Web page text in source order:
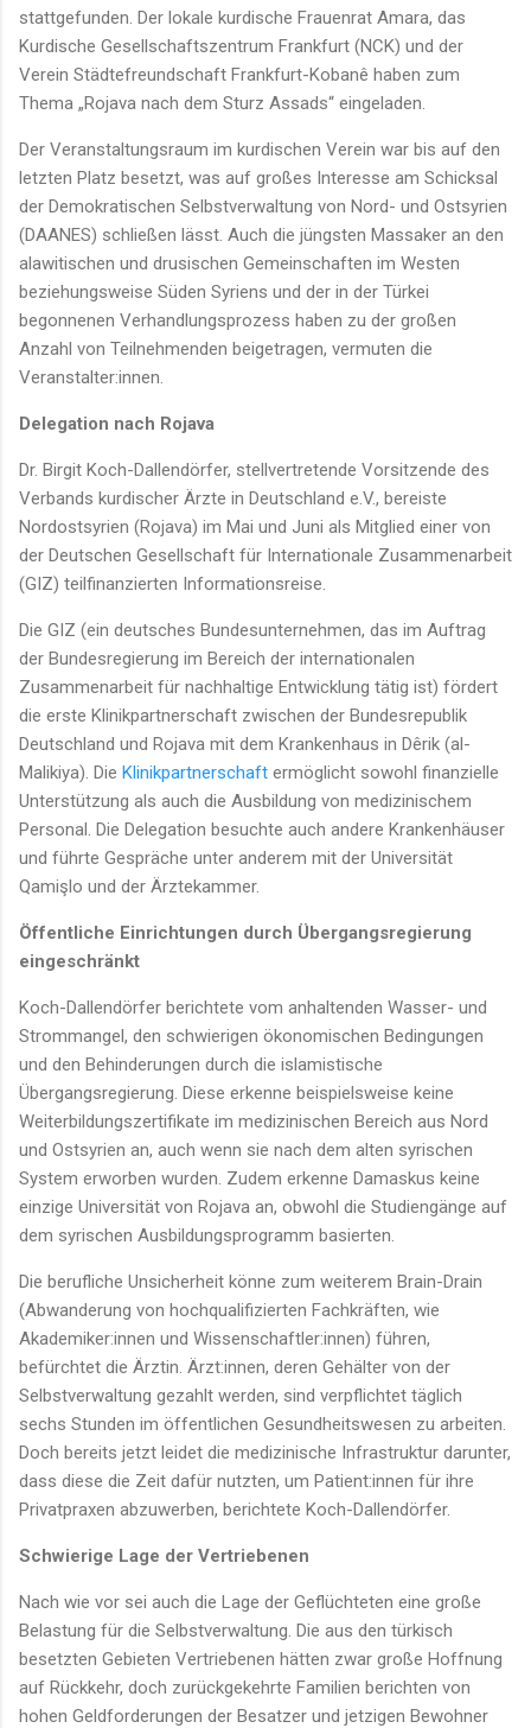
stattgefunden. Der lokale kurdische Frauenrat Amara, das
Kurdische Gesellschaftszentrum Frankfurt (NCK) und der
Verein Städtefreundschaft Frankfurt-Kobanê haben zum
Thema „Rojava nach dem Sturz Assads“ eingeladen.
Der Veranstaltungsraum im kurdischen Verein war bis auf den
letzten Platz besetzt, was auf großes Interesse am Schicksal
der Demokratischen Selbstverwaltung von Nord- und Ostsyrien
(DAANES) schließen lässt. Auch die jüngsten Massaker an den
alawitischen und drusischen Gemeinschaften im Westen
beziehungsweise Süden Syriens und der in der Türkei
begonnenen Verhandlungsprozess haben zu der großen
Anzahl von Teilnehmenden beigetragen, vermuten die
Veranstalter:innen.
Delegation nach Rojava
Dr. Birgit Koch-Dallendörfer, stellvertretende Vorsitzende des
Verbands kurdischer Ärzte in Deutschland e.V., bereiste
Nordostsyrien (Rojava) im Mai und Juni als Mitglied einer von
der Deutschen Gesellschaft für Internationale Zusammenarbeit
(GIZ) teilfinanzierten Informationsreise.
Die GIZ (ein deutsches Bundesunternehmen, das im Auftrag
der Bundesregierung im Bereich der internationalen
Zusammenarbeit für nachhaltige Entwicklung tätig ist) fördert
die erste Klinikpartnerschaft zwischen der Bundesrepublik
Deutschland und Rojava mit dem Krankenhaus in Dêrik (al-
Malikiya). Die Klinikpartnerschaft ermöglicht sowohl finanzielle
Unterstützung als auch die Ausbildung von medizinischem
Personal. Die Delegation besuchte auch andere Krankenhäuser
und führte Gespräche unter anderem mit der Universität
Qamişlo und der Ärztekammer.
Öffentliche Einrichtungen durch Übergangsregierung
eingeschränkt
Koch-Dallendörfer berichtete vom anhaltenden Wasser- und
Strommangel, den schwierigen ökonomischen Bedingungen
und den Behinderungen durch die islamistische
Übergangsregierung. Diese erkenne beispielsweise keine
Weiterbildungszertifikate im medizinischen Bereich aus Nord
und Ostsyrien an, auch wenn sie nach dem alten syrischen
System erworben wurden. Zudem erkenne Damaskus keine
einzige Universität von Rojava an, obwohl die Studiengänge auf
dem syrischen Ausbildungsprogramm basierten.
Die berufliche Unsicherheit könne zum weiterem Brain-Drain
(Abwanderung von hochqualifizierten Fachkräften, wie
Akademiker:innen und Wissenschaftler:innen) führen,
befürchtet die Ärztin. Ärzt:innen, deren Gehälter von der
Selbstverwaltung gezahlt werden, sind verpflichtet täglich
sechs Stunden im öffentlichen Gesundheitswesen zu arbeiten.
Doch bereits jetzt leidet die medizinische Infrastruktur darunter,
dass diese die Zeit dafür nutzten, um Patient:innen für ihre
Privatpraxen abzuwerben, berichtete Koch-Dallendörfer.
Schwierige Lage der Vertriebenen
Nach wie vor sei auch die Lage der Geflüchteten eine große
Belastung für die Selbstverwaltung. Die aus den türkisch
besetzten Gebieten Vertriebenen hätten zwar große Hoffnung
auf Rückkehr, doch zurückgekehrte Familien berichten von
hohen Geldforderungen der Besatzer und jetzigen Bewohner